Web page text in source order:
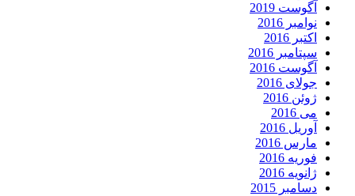
آگوست 2019
نوامبر 2016
اکتبر 2016
سپتامبر 2016
آگوست 2016
جولای 2016
ژوئن 2016
می 2016
آوریل 2016
مارس 2016
فوریه 2016
ژانویه 2016
دسامبر 2015